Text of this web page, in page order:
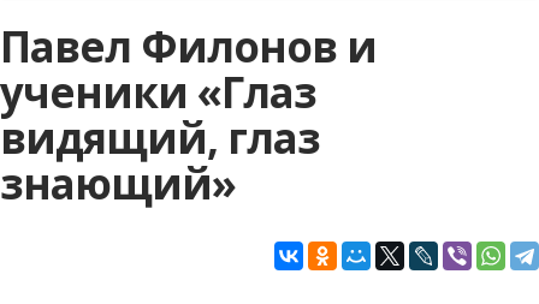
Павел Филонов и
ученики «Глаз
видящий, глаз
знающий»